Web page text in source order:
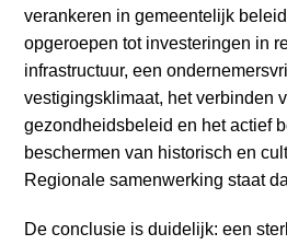
verankeren in gemeentelijk
opgeroepen tot investeringen in
infrastructuur, een
vestigingsklimaat, het verbinden
gezondheidsbeleid en het actief
beschermen van historisch en
Regionale samenwerking staat
De conclusie is duidelijk: een